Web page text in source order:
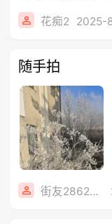
花痴2 2025-
随手拍
街友28626836